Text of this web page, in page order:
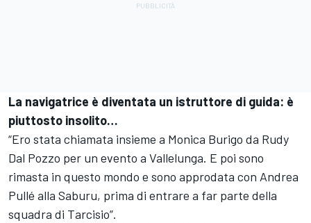
La navigatrice è diventata un istruttore di guida: è
piuttosto insolito…
“Ero stata chiamata insieme a Monica Burigo da Rudy
Dal Pozzo per un evento a Vallelunga. E poi sono
rimasta in questo mondo e sono approdata con Andrea
Pullé alla Saburu, prima di entrare a far parte della
squadra di Tarcisio”.